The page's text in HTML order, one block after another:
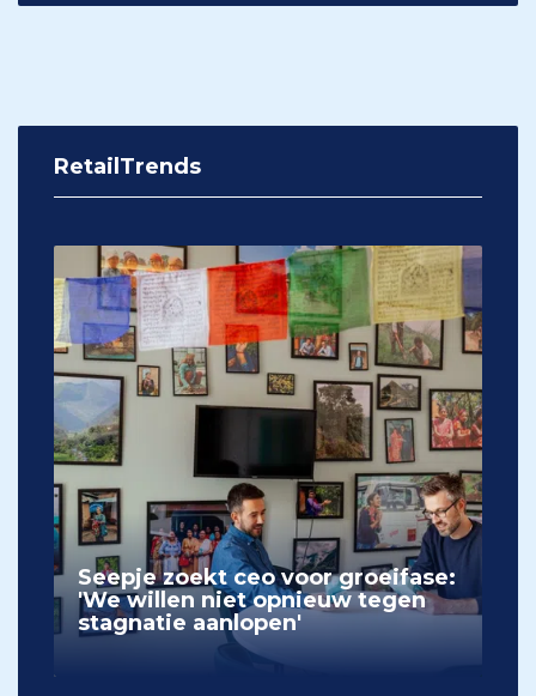
RetailTrends
Seepje zoekt ceo voor groeifase:
'We willen niet opnieuw tegen
stagnatie aanlopen'